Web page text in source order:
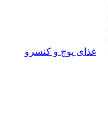
غذای پوچ و کنسرو